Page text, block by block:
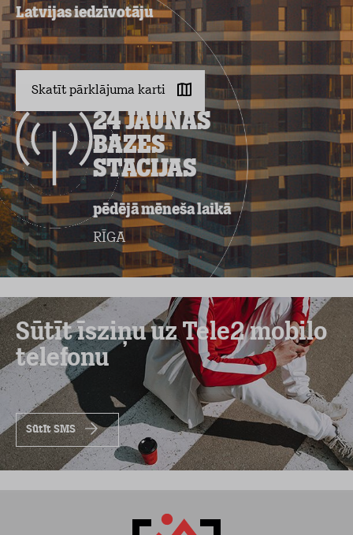
Latvijas iedzīvotāju
Skatīt pārklājuma karti
24 jaunas
bāzes
stacijas
pēdējā mēneša laikā
VENTSPILS
Sūtīt īsziņu uz Tele2 mobilo
telefonu
Sūtīt SMS